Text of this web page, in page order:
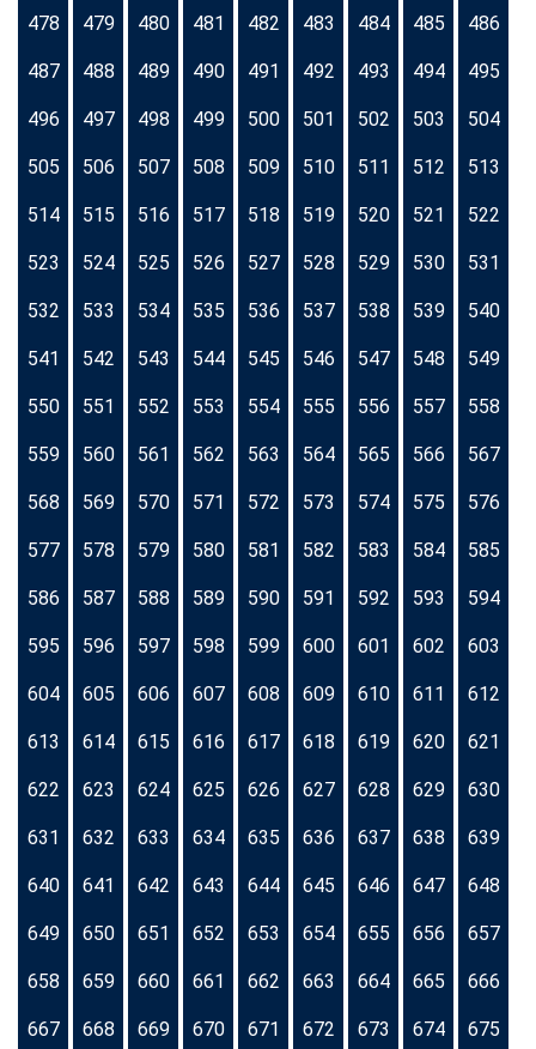
478 479 480 481 482 483 484 485 486
487 488 489 490 491 492 493 494 495
496 497 498 499 500 501 502 503 504
505 506 507 508 509 510 511 512 513
514 515 516 517 518 519 520 521 522
523 524 525 526 527 528 529 530 531
532 533 534 535 536 537 538 539 540
541 542 543 544 545 546 547 548 549
550 551 552 553 554 555 556 557 558
559 560 561 562 563 564 565 566 567
568 569 570 571 572 573 574 575 576
577 578 579 580 581 582 583 584 585
586 587 588 589 590 591 592 593 594
595 596 597 598 599 600 601 602 603
604 605 606 607 608 609 610 611 612
613 614 615 616 617 618 619 620 621
622 623 624 625 626 627 628 629 630
631 632 633 634 635 636 637 638 639
640 641 642 643 644 645 646 647 648
649 650 651 652 653 654 655 656 657
658 659 660 661 662 663 664 665 666
667 668 669 670 671 672 673 674 675